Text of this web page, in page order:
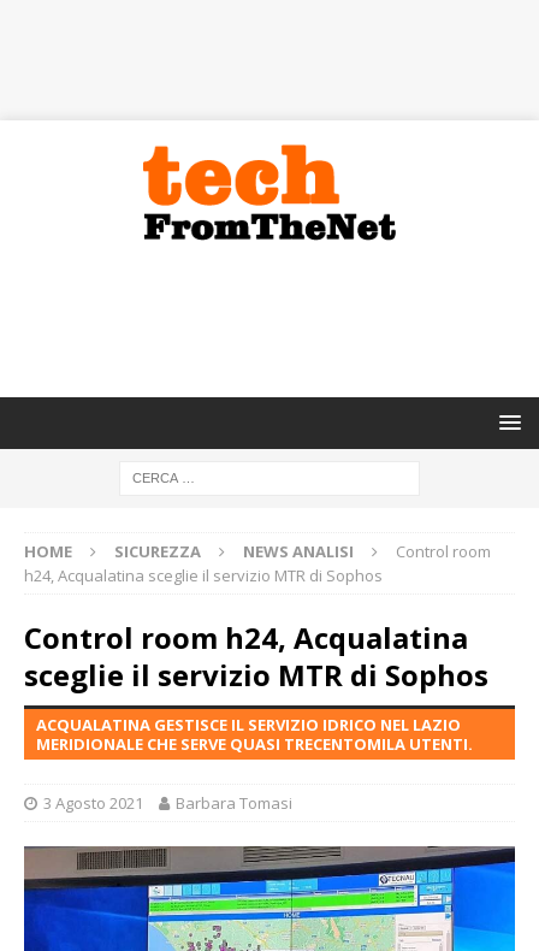
HOME SICUREZZA NEWS ANALISI
Control room
h24, Acqualatina sceglie il servizio MTR di Sophos
Control room h24, Acqualatina
sceglie il servizio MTR di Sophos
ACQUALATINA GESTISCE IL SERVIZIO IDRICO NEL LAZIO
MERIDIONALE CHE SERVE QUASI TRECENTOMILA UTENTI.
3 Agosto 2021 Barbara Tomasi